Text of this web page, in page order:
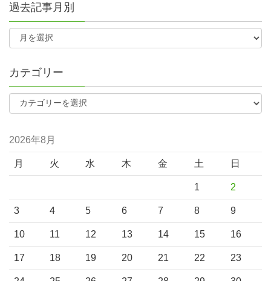
過去記事月別
カテゴリー
2026年8月
月 火 水 木 金 土 日
1 2
3 4 5 6 7 8 9
10 11 12 13 14 15 16
17 18 19 20 21 22 23